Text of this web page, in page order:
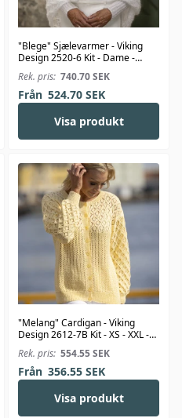
"Blege" Sjælevarmer - Viking
Design 2520-6 Kit - Dame -
Viking Kid-Silk
Rek. pris: 740.70SEK
Från 524.70SEK
Visa produkt
"Melang" Cardigan - Viking
Design 2612-7B Kit - XS - XXL -
Viking Bambino
Rek. pris: 554.55SEK
Från 356.55SEK
Visa produkt